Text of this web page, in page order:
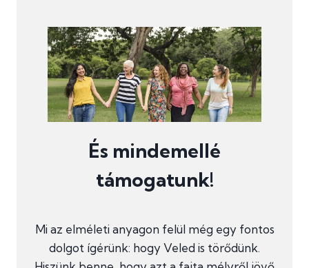
És mindemellé
támogatunk!
Mi az elméleti anyagon felül még egy fontos
dolgot ígérünk: hogy Veled is törődünk.